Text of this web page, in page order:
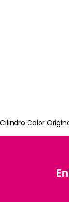
Cilindro Color